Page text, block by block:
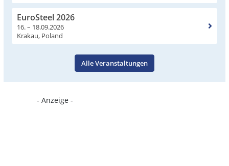
EuroSteel 2026
16. – 18.09.2026
Krakau, Poland
Alle Veranstaltungen
- Anzeige -